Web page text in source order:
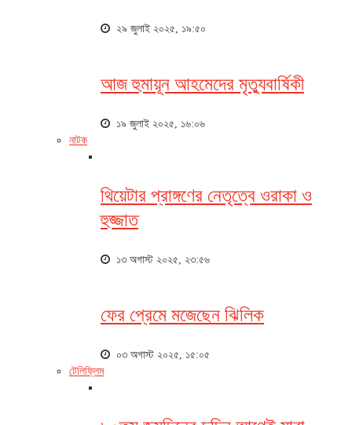
২৯ জুলাই ২০২৫, ১৯:৫০
আজ হুমায়ূন আহমেদের মৃত্যুবার্ষিকী
১৯ জুলাই ২০২৫, ১৬:০৬
নাটক
থিয়েটার প্রাঙ্গণের নেতৃত্বে ওরাকা ও
হুজ্জাত
১৩ অগাস্ট ২০২৫, ২৩:৫৬
ফের প্রেমে মজেছেন ঝিলিক
০৩ অগাস্ট ২০২৫, ১৫:০৫
টেলিফ্লিম